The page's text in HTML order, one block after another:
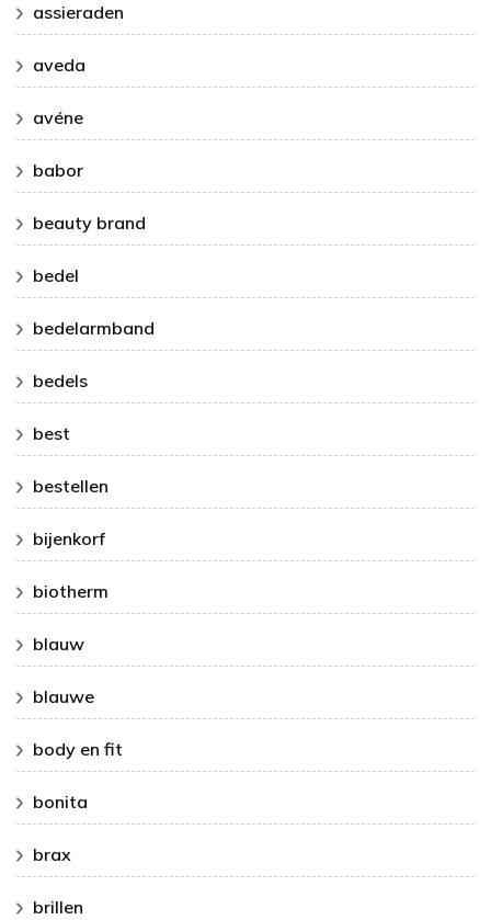
assieraden
aveda
avéne
babor
beauty brand
bedel
bedelarmband
bedels
best
bestellen
bijenkorf
biotherm
blauw
blauwe
body en fit
bonita
brax
brillen